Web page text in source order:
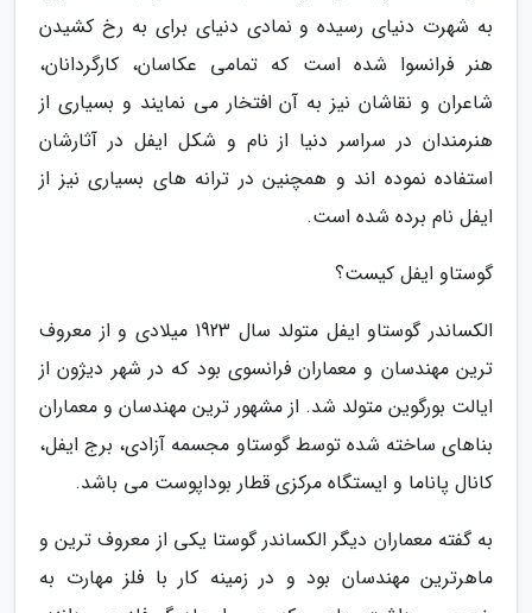
به شهرت دنیای رسیده و نمادی دنیای برای به رخ کشیدن
هنر فرانسوا شده است که تمامی عکاسان، کارگردانان،
شاعران و نقاشان نیز به آن افتخار می نمایند و بسیاری از
هنرمندان در سراسر دنیا از نام و شکل ایفل در آثارشان
استفاده نموده اند و همچنین در ترانه های بسیاری نیز از
ایفل نام برده شده است.
گوستاو ایفل کیست؟
الکساندر گوستاو ایفل متولد سال 1923 میلادی و از معروف
ترین مهندسان و معماران فرانسوی بود که در شهر دیژون از
ایالت بورگوین متولد شد. از مشهور ترین مهندسان و معماران
بناهای ساخته شده توسط گوستاو مجسمه آزادی، برج ایفل،
کانال پاناما و ایستگاه مرکزی قطار بوداپوست می باشد.
به گفته معماران دیگر الکساندر گوستا یکی از معروف ترین و
ماهرترین مهندسان بود و در زمینه کار با فلز مهارت به